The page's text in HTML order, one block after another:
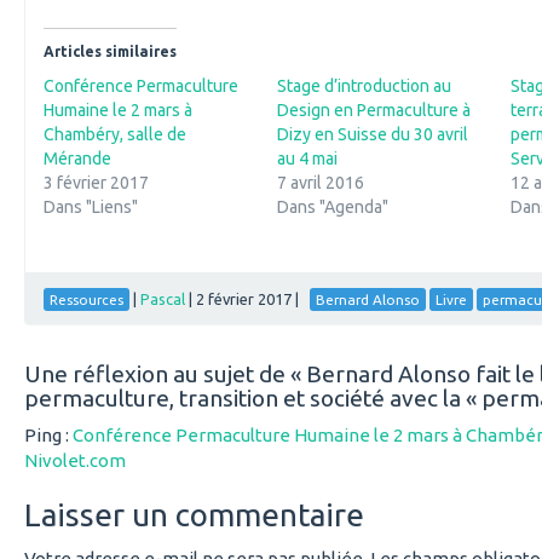
Articles similaires
Conférence Permaculture
Humaine le 2 mars à
Chambéry, salle de
Mérande
3 février 2017
Dans "Liens"
Stage d’introduction au
Design en Permaculture à
Dizy en Suisse du 30 avril
au 4 mai
7 avril 2016
Dans "Agenda"
12
Ressources Pascal 2 février 2017 Bernard Alonso Livre
Une réflexion au sujet de « Bernard Alonso fait
permaculture, transition et société avec la «
Ping : Conférence Permaculture Humaine le 2 mars à
Nivolet.com
Laisser un commentaire